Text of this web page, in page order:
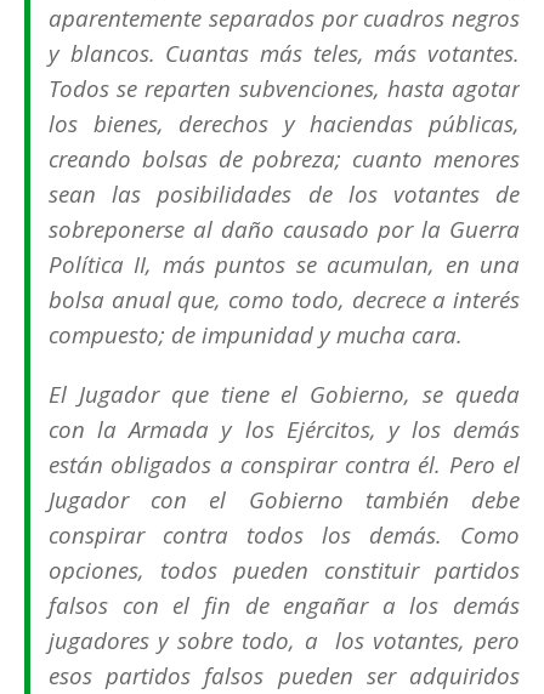
aparentemente separados por cuadros negros
y blancos. Cuantas más teles, más votantes.
Todos se reparten subvenciones, hasta agotar
los bienes, derechos y haciendas públicas,
creando bolsas de pobreza; cuanto menores
sean las posibilidades de los votantes de
sobreponerse al daño causado por la Guerra
Política II, más puntos se acumulan, en una
bolsa anual que, como todo, decrece a interés
compuesto; de impunidad y mucha cara.
El Jugador que tiene el Gobierno, se queda
con la Armada y los Ejércitos, y los demás
están obligados a conspirar contra él. Pero el
Jugador con el Gobierno también debe
conspirar contra todos los demás. Como
opciones, todos pueden constituir partidos
falsos con el fin de engañar a los demás
jugadores y sobre todo, a los votantes, pero
esos partidos falsos pueden ser adquiridos